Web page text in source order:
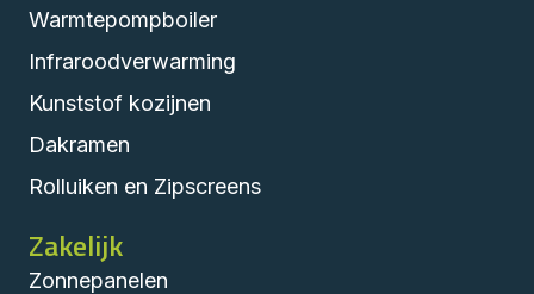
Warmtepompboiler
Infraroodverwarming
Kunststof kozijnen
Dakramen
Rolluiken en Zipscreens
Zakelijk
Zonnepanelen